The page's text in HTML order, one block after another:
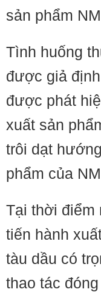
sản phẩm
Tình huống
được giả
được phát
xuất sản
trôi dạt
phẩm của
Tại thời điểm
tiến hành
tàu dầu có
thao tác